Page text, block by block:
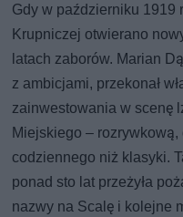
Gdy w październiku 1919
Krupniczej otwierano
latach zaborów. Marian
z ambicjami, przekonał
zainwestowania w scenę
Miejskiego –
codziennego niż klasyki.
ponad sto lat przeżyła
nazwy na Scalę i kolejne